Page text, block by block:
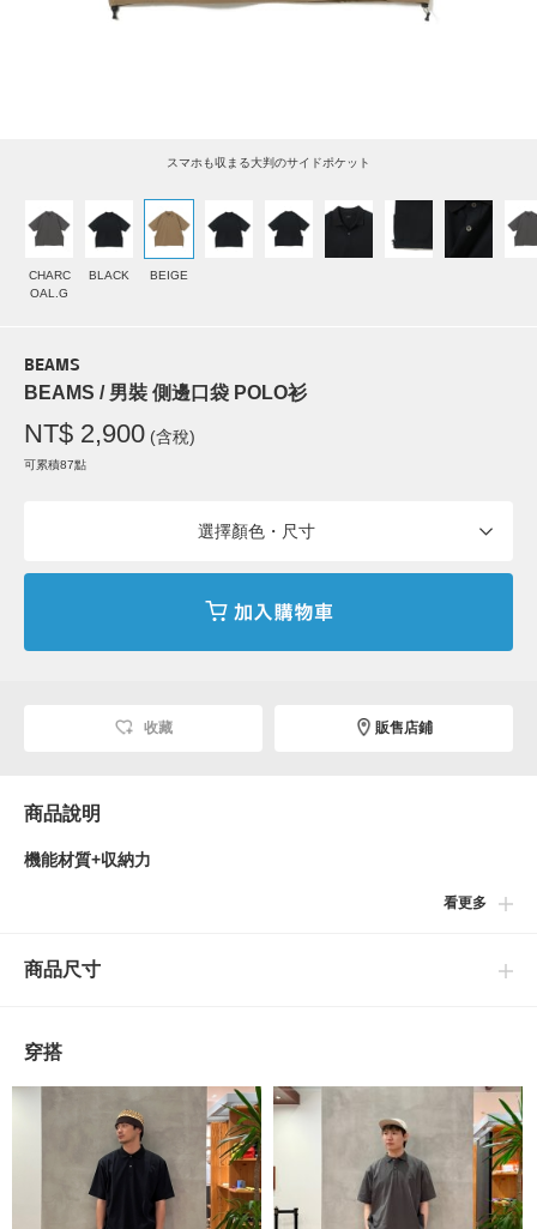
スマホも収まる大判のサイドポケット
CHARC
OAL.G
BLACK BEIGE
BEAMS
BEAMS / 男裝 側邊口袋 POLO衫
NT$ 2,900 (含稅)
可累積87點
選擇顏色・尺寸
收藏 販售店鋪
商品說明
機能材質+収納力
性的機能POLO衫。雖然使用機能材質，但仍打造出極具設計感的
兩側口袋擁有可收納手機等物品的實用尺寸感。特徵在於即便未放
入物品，口袋開口也會呈現稍微張開的立體感版型設計。
看更多
商品尺寸
穿搭